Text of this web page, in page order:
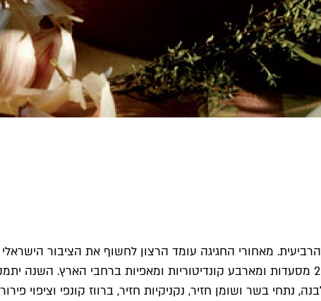
כוכבי מישלן ופרסים בינלאומיים עם שפים מקומיים מ־20 מסעדות ומארבע